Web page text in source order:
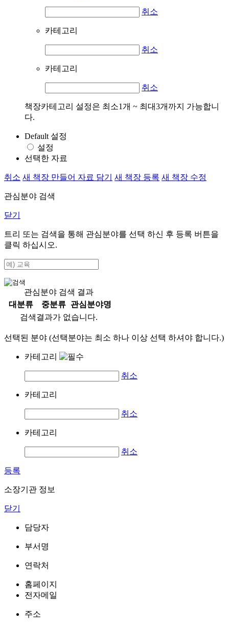
취소
카테고리
취소
카테고리
취소
책장카테고리 설정은 최소1개 ~ 최대3개까지 가능합니
다.
Default 설정
설정
선택한 자료
취소 새 책장 만들어 자료 담기 새 책장 등록 새 책장 수정
관심분야 검색
닫기
트리 또는 검색을 통해 관심분야를 선택 하신 후 등록 버튼을
클릭 하십시오.
관심분야 검색 결과
대분류
중분류
관심분야명
검색결과가 없습니다.
선택된 분야 (선택분야는 최소 하나 이상 선택 하셔야 합니다.)
카테고리
취소
카테고리
취소
카테고리
취소
등록
소장기관 정보
닫기
담당자
부서명
연락처
홈페이지
전자메일
주소